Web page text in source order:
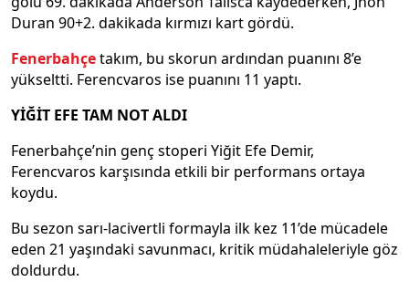
Duran 90+2. dakikada kırmızı kart gördü.
Fenerbahçetakım, bu skorun ardından puanını 8’e
yükseltti. Ferencvaros ise puanını 11 yaptı.
YİĞİT EFE TAM NOT ALDI
Fenerbahçe’nin genç stoperi Yiğit Efe Demir,
Ferencvaros karşısında etkili bir performans ortaya
koydu.
Bu sezon sarı-lacivertli formayla ilk kez 11’de mücadele
eden 21 yaşındaki savunmacı, kritik müdahaleleriyle göz
doldurdu.